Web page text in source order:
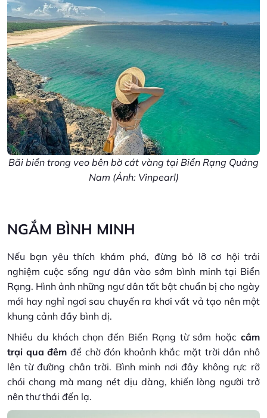
Bãi biển trong veo bên bờ cát vàng tại Biển Rạng Quảng
Nam (Ảnh: Vinpearl)
NGẮM BÌNH MINH
Nếu bạn yêu thích khám phá, đừng bỏ lỡ cơ hội trải
nghiệm cuộc sống ngư dân vào sớm bình minh tại Biển
Rạng. Hình ảnh những ngư dân tất bật chuẩn bị cho ngày
mới hay nghỉ ngơi sau chuyến ra khơi vất vả tạo nên một
khung cảnh đầy bình dị.
Nhiều du khách chọn đến Biển Rạng từ sớm hoặc cắm
trại qua đêm để chờ đón khoảnh khắc mặt trời dần nhô
lên từ đường chân trời. Bình minh nơi đây không rực rỡ
chói chang mà mang nét dịu dàng, khiến lòng người trở
nên thư thái đến lạ.